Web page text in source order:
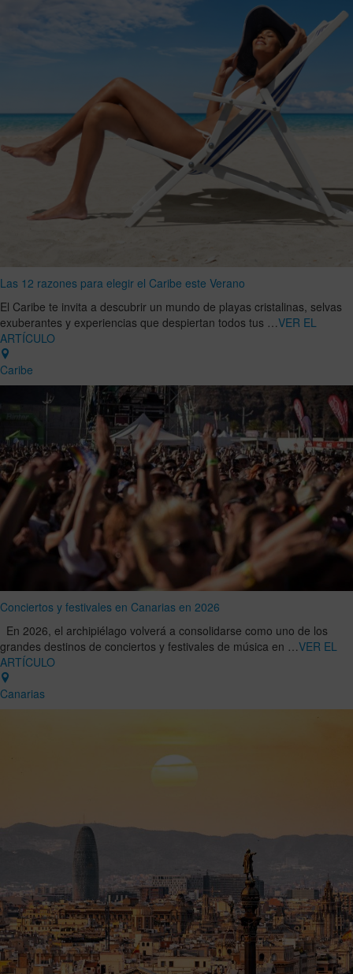
Las 12 razones para elegir el Caribe este Verano
El Caribe te invita a descubrir un mundo de playas cristalinas, selvas
exuberantes y experiencias que despiertan todos tus …VER EL
ARTÍCULO
Caribe
Conciertos y festivales en Canarias en 2026
En 2026, el archipiélago volverá a consolidarse como uno de los
grandes destinos de conciertos y festivales de música en …VER EL
ARTÍCULO
Canarias